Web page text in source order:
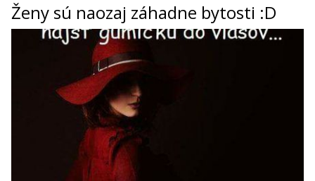
Ženy sú naozaj záhadne bytosti :D